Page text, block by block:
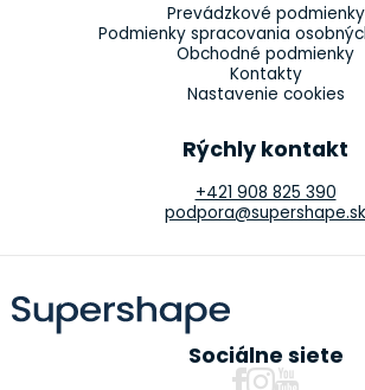
Prevádzkové podmienky
Podmienky spracovania
Obchodné podmienky
Kontakty
Nastavenie cookies
Rýchly kontakt
+421 908 825 390
podpora@supershape.sk
Sociálne siete